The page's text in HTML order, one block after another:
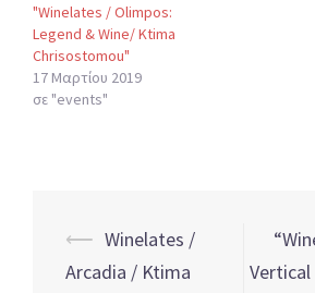
"Winelates / Olimpos:
Legend & Wine/ Ktima
Chrisostomou"
17 Μαρτίου 2019
σε "events"
Post
navigation
⟵ Winelates /
Arcadia / Ktima